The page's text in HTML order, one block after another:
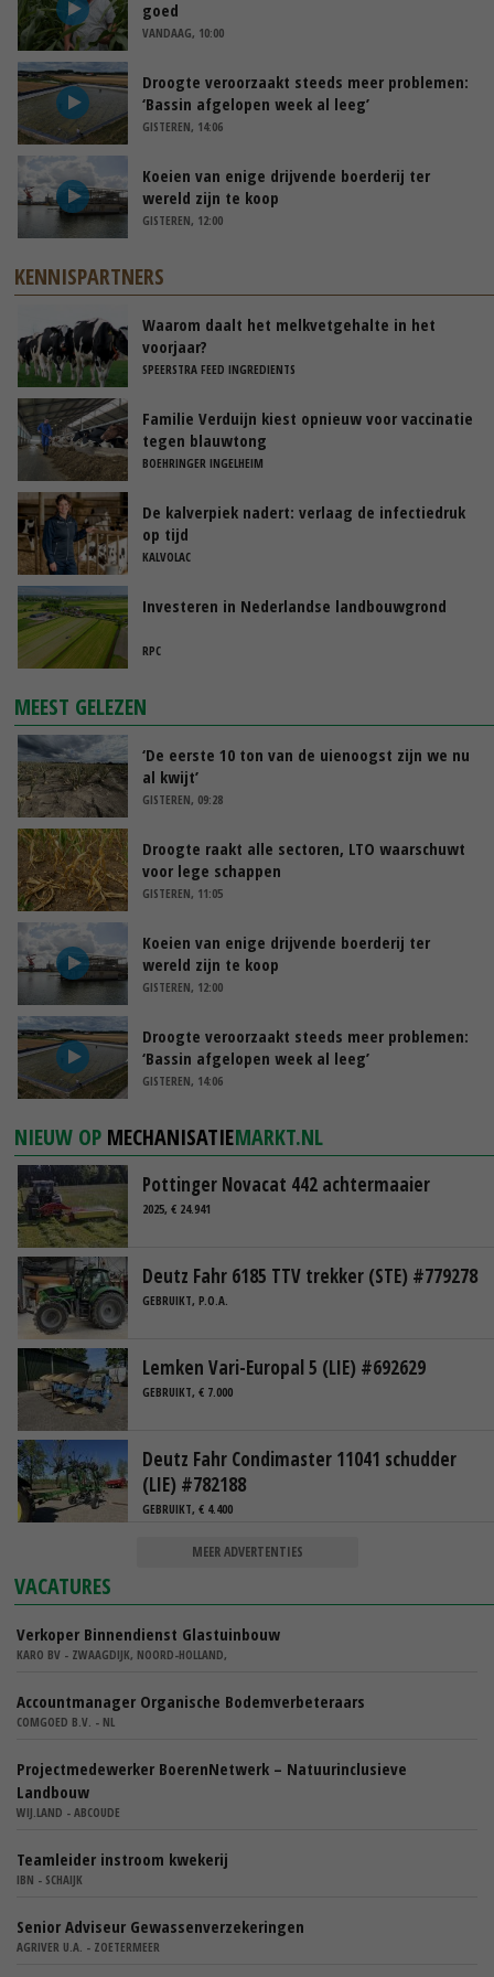
goed
VANDAAG, 10:00
Droogte veroorzaakt steeds meer problemen:
‘Bassin afgelopen week al leeg’
GISTEREN, 14:06
Koeien van enige drijvende boerderij ter
wereld zijn te koop
GISTEREN, 12:00
KENNISPARTNERS
Waarom daalt het melkvetgehalte in het
voorjaar?
SPEERSTRA FEED INGREDIENTS
Familie Verduijn kiest opnieuw voor vaccinatie
tegen blauwtong
BOEHRINGER INGELHEIM
De kalverpiek nadert: verlaag de infectiedruk
op tijd
KALVOLAC
Investeren in Nederlandse landbouwgrond
RPC
MEEST GELEZEN
‘De eerste 10 ton van de uienoogst zijn we nu
al kwijt’
GISTEREN, 09:28
Droogte raakt alle sectoren, LTO waarschuwt
voor lege schappen
GISTEREN, 11:05
Koeien van enige drijvende boerderij ter
wereld zijn te koop
GISTEREN, 12:00
Droogte veroorzaakt steeds meer problemen:
‘Bassin afgelopen week al leeg’
GISTEREN, 14:06
NIEUW OP MECHANISATIEMARKT.NL
Pottinger Novacat 442 achtermaaier
2025, € 24.941
Deutz Fahr 6185 TTV trekker (STE) #779278
GEBRUIKT, P.O.A.
Lemken Vari-Europal 5 (LIE) #692629
GEBRUIKT, € 7.000
Deutz Fahr Condimaster 11041 schudder
(LIE) #782188
GEBRUIKT, € 4.400
MEER ADVERTENTIES
VACATURES
Verkoper Binnendienst Glastuinbouw
KARO BV - ZWAAGDIJK, NOORD-HOLLAND,
Accountmanager Organische Bodemverbeteraars
COMGOED B.V. - NL
Projectmedewerker BoerenNetwerk – Natuurinclusieve
Landbouw
WIJ.LAND - ABCOUDE
Teamleider instroom kwekerij
IBN - SCHAIJK
Senior Adviseur Gewassenverzekeringen
AGRIVER U.A. - ZOETERMEER